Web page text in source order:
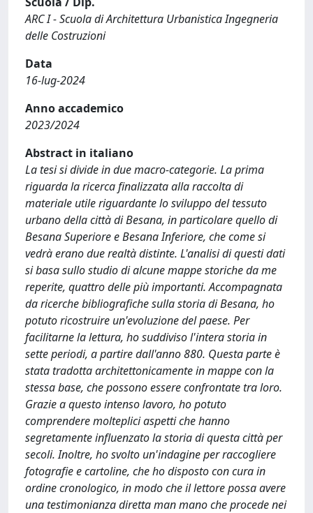
ARC I - Scuola di Architettura Urbanistica Ingegneria
delle Costruzioni
Data
16-lug-2024
Anno accademico
2023/2024
Abstract in italiano
La tesi si divide in due macro-categorie. La prima
riguarda la ricerca finalizzata alla raccolta di
materiale utile riguardante lo sviluppo del tessuto
urbano della città di Besana, in particolare quello di
Besana Superiore e Besana Inferiore, che come si
vedrà erano due realtà distinte. L'analisi di questi dati
si basa sullo studio di alcune mappe storiche da me
reperite, quattro delle più importanti. Accompagnata
da ricerche bibliografiche sulla storia di Besana, ho
potuto ricostruire un'evoluzione del paese. Per
facilitarne la lettura, ho suddiviso l'intera storia in
sette periodi, a partire dall'anno 880. Questa parte è
stata tradotta architettonicamente in mappe con la
stessa base, che possono essere confrontate tra loro.
Grazie a questo intenso lavoro, ho potuto
comprendere molteplici aspetti che hanno
segretamente influenzato la storia di questa città per
secoli. Inoltre, ho svolto un'indagine per raccogliere
fotografie e cartoline, che ho disposto con cura in
ordine cronologico, in modo che il lettore possa avere
una testimonianza diretta man mano che procede nei